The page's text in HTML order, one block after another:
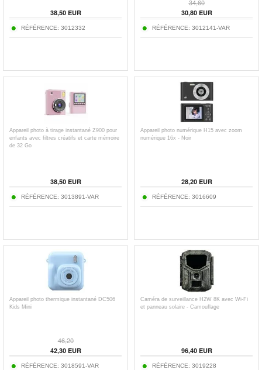
38,50EUR
RÉFÉRENCE: 3012332
34,60
30,80EUR
RÉFÉRENCE: 3012141-VAR
Appareil photo à tirage instantané Z900 pour
enfants avec filtres créatifs et carte mémoire
de 32 Go
38,50EUR
RÉFÉRENCE: 3013891-VAR
Appareil photo numérique H15 avec zoom
numérique 16x - Noir
28,20EUR
RÉFÉRENCE: 3016609
Appareil photo thermique instantané DC506
Kids Mini
46,20
42,30EUR
RÉFÉRENCE: 3018591-VAR
Caméra de surveillance H2W 8K avec Wi-Fi
et panneau solaire - Camouflage
96,40EUR
RÉFÉRENCE: 3019228